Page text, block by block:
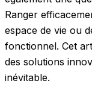
Ranger
espace de vie ou
fonctionnel. Cet
des solutions
inévitable.